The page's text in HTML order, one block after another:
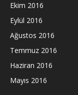
Ekim 2016
Eylül 2016
Ağustos 2016
Temmuz 2016
Haziran 2016
Mayıs 2016